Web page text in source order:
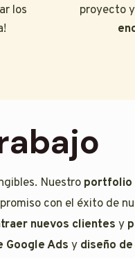
los
proyecto
Nuestro portfolio
con el éxito de
nuevos clientes y
Google Ads y diseño